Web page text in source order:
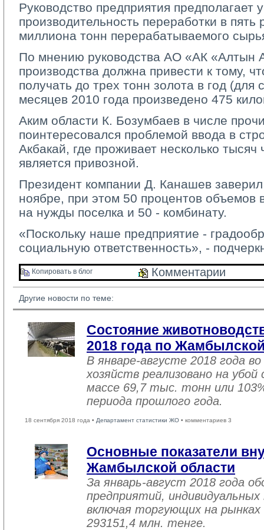
Руководство предприятия предполагает
производительность переработки в пять
миллиона тонн перерабатываемого
По мнению руководства АО «АК «Алтын
производства должна привести к тому,
получать до трех тонн золота в год (для
месяцев 2010 года произведено 475
Аким области К. Бозумбаев в числе
поинтересовался проблемой ввода в
Акбакай, где проживает несколько тысяч
является привозной.
Президент компании Д. Канашев
ноябре, при этом 50 процентов объемов
на нужды поселка и 50 - комбинату.
«Поскольку наше предприятие -
социальную ответственность», -
Копировать в блог Комментарии
Другие новости по теме:
Состояние
2018 года по
В январе-августе 2018 года
хозяйств реализовано на
массе 69,7 тыс. тонн или
периода прошлого года.
18 сентября 2018 года • Департамент статистики ЖО • комментариев 3
Основные показатели
Жамбылской области
За январь-август 2018 года
предприятий,
включая торгующих на рынках
293151,4 млн. тенге.